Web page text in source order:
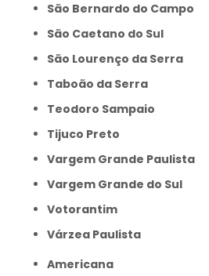
São Bernardo do Campo
São Caetano do Sul
São Lourenço da Serra
Taboão da Serra
Teodoro Sampaio
Tijuco Preto
Vargem Grande Paulista
Vargem Grande do Sul
Votorantim
Várzea Paulista
Americana